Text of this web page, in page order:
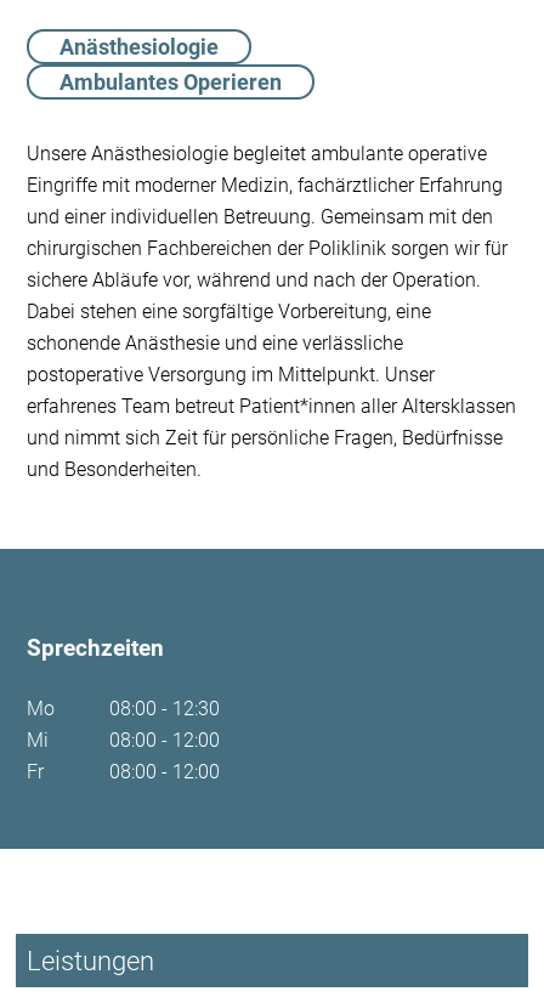
Anästhesiologie
Ambulantes Operieren
Unsere Anästhesiologie begleitet ambulante operative
Eingriffe mit moderner Medizin, fachärztlicher Erfahrung
und einer individuellen Betreuung. Gemeinsam mit den
chirurgischen Fachbereichen der Poliklinik sorgen wir für
sichere Abläufe vor, während und nach der Operation.
Dabei stehen eine sorgfältige Vorbereitung, eine
schonende Anästhesie und eine verlässliche
postoperative Versorgung im Mittelpunkt. Unser
erfahrenes Team betreut Patient*innen aller Altersklassen
und nimmt sich Zeit für persönliche Fragen, Bedürfnisse
und Besonderheiten.
Sprechzeiten
Mo
08:00 - 12:30
Mi
08:00 - 12:00
Fr
08:00 - 12:00
Leistungen